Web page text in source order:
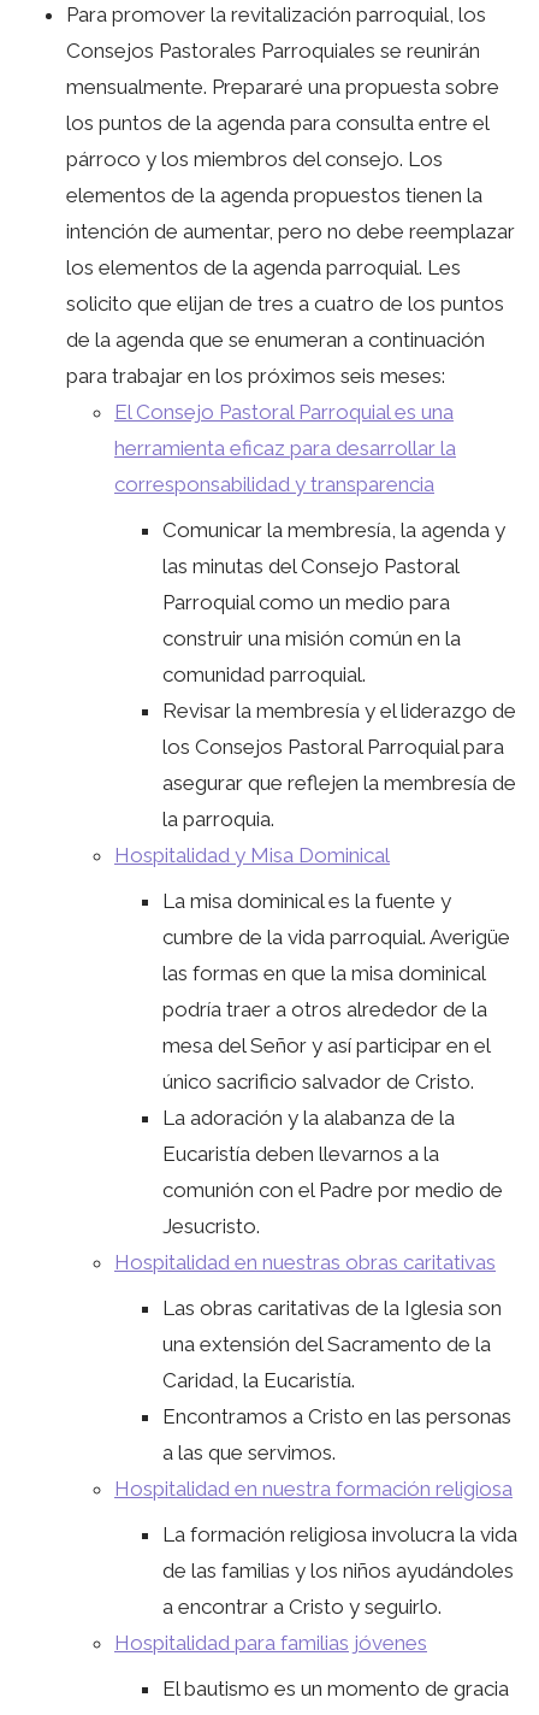
Para promover la revitalización parroquial, los
Consejos Pastorales Parroquiales se reunirán
mensualmente. Prepararé una propuesta sobre
los puntos de la agenda para consulta entre el
párroco y los miembros del consejo. Los
elementos de la agenda propuestos tienen la
intención de aumentar, pero no debe reemplazar
los elementos de la agenda parroquial. Les
solicito que elijan de tres a cuatro de los puntos
de la agenda que se enumeran a continuación
para trabajar en los próximos seis meses:
El Consejo Pastoral Parroquial es una
herramienta eficaz para desarrollar la
corresponsabilidad y transparencia
Comunicar la membresía, la agenda y
las minutas del Consejo Pastoral
Parroquial como un medio para
construir una misión común en la
comunidad parroquial.
Revisar la membresía y el liderazgo de
los Consejos Pastoral Parroquial para
asegurar que reflejen la membresía de
la parroquia.
Hospitalidad y Misa Dominical
La misa dominical es la fuente y
cumbre de la vida parroquial. Averigüe
las formas en que la misa dominical
podría traer a otros alrededor de la
mesa del Señor y así participar en el
único sacrificio salvador de Cristo.
La adoración y la alabanza de la
Eucaristía deben llevarnos a la
comunión con el Padre por medio de
Jesucristo.
Hospitalidad en nuestras obras caritativas
Las obras caritativas de la Iglesia son
una extensión del Sacramento de la
Caridad, la Eucaristía.
Encontramos a Cristo en las personas
a las que servimos.
Hospitalidad en nuestra formación religiosa
La formación religiosa involucra la vida
de las familias y los niños ayudándoles
a encontrar a Cristo y seguirlo.
Hospitalidad para familias jóvenes
El bautismo es un momento de gracia